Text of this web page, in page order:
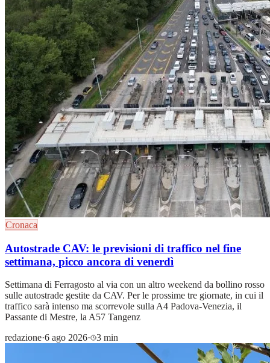
Cronaca
Autostrade CAV: le previsioni di traffico nel fine
settimana, picco ancora di venerdì
Settimana di Ferragosto al via con un altro weekend da bollino rosso
sulle autostrade gestite da CAV. Per le prossime tre giornate, in cui il
traffico sarà intenso ma scorrevole sulla A4 Padova-Venezia, il
Passante di Mestre, la A57 Tangenz
redazione·6 ago 2026· 3 min